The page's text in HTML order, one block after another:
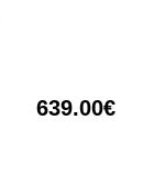
639.00